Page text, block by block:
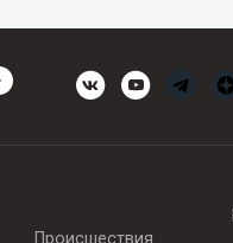
Происшествия